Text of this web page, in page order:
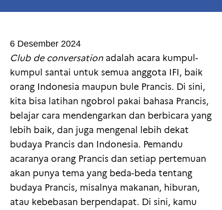
6 Desember 2024
Club de conversationadalah acara kumpul-
kumpul santai untuk semua anggota IFI, baik
orang Indonesia maupun bule Prancis. Di sini,
kita bisa latihan ngobrol pakai bahasa Prancis,
belajar cara mendengarkan dan berbicara yang
lebih baik, dan juga mengenal lebih dekat
budaya Prancis dan Indonesia. Pemandu
acaranya orang Prancis dan setiap pertemuan
akan punya tema yang beda-beda tentang
budaya Prancis, misalnya makanan, hiburan,
atau kebebasan berpendapat. Di sini, kamu